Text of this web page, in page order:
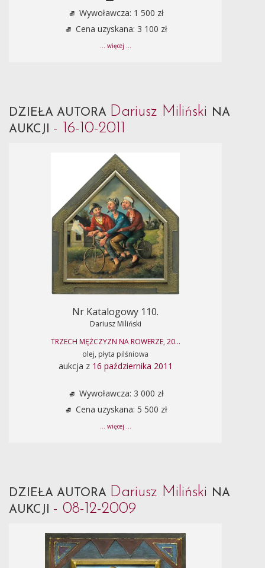
Wywoławcza: 1 500 zł
Cena uzyskana: 3 100 zł
... więcej ...
DZIEŁA AUTORA Dariusz Miliński NA
AUKCJI - 16-10-2011
Nr Katalogowy 110.
Dariusz Miliński
TRZECH MĘŻCZYZN NA ROWERZE, 20...
olej, płyta pilśniowa
aukcja z 16 października 2011
Wywoławcza: 3 000 zł
Cena uzyskana: 5 500 zł
... więcej ...
DZIEŁA AUTORA Dariusz Miliński NA
AUKCJI - 08-12-2009